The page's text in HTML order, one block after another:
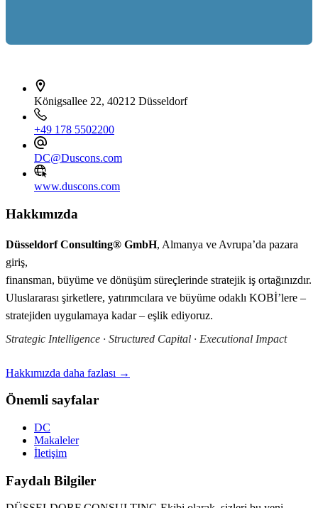
Königsallee 22, 40212 Düsseldorf
+49 178 5502200
DC@Duscons.com
www.duscons.com
Hakkımızda
Düsseldorf Consulting® GmbH, Almanya ve Avrupa’da pazara
giriş,
finansman, büyüme ve dönüşüm süreçlerinde stratejik iş ortağınızdır.
Uluslararası şirketlere, yatırımcılara ve büyüme odaklı KOBİ’lere –
stratejiden uygulamaya kadar – eşlik ediyoruz.
Strategic Intelligence · Structured Capital · Executional Impact
Hakkımızda daha fazlası →
Önemli sayfalar
DC
Makaleler
İletişim
Faydalı Bilgiler